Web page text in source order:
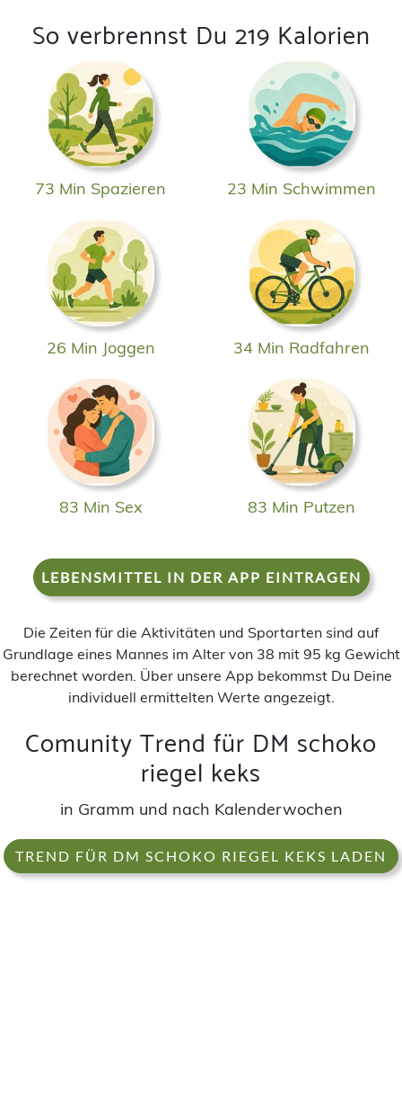
So verbrennst Du 219 Kalorien
73 Min Spazieren 23 Min Schwimmen
26 Min Joggen 34 Min Radfahren
83 Min Sex 83 Min Putzen
LEBENSMITTEL IN DER APP EINTRAGEN
Die Zeiten für die Aktivitäten und Sportarten sind auf
Grundlage eines Mannes im Alter von 38 mit 95 kg Gewicht
berechnet worden. Über unsere App bekommst Du Deine
individuell ermittelten Werte angezeigt.
Comunity Trend für DM schoko
riegel keks
in Gramm und nach Kalenderwochen
TREND FÜR DM SCHOKO RIEGEL KEKS LADEN